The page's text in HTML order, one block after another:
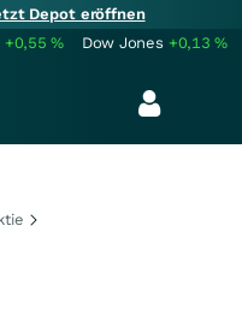
Depot eröffnen
+0,55% Dow Jones +0,13%